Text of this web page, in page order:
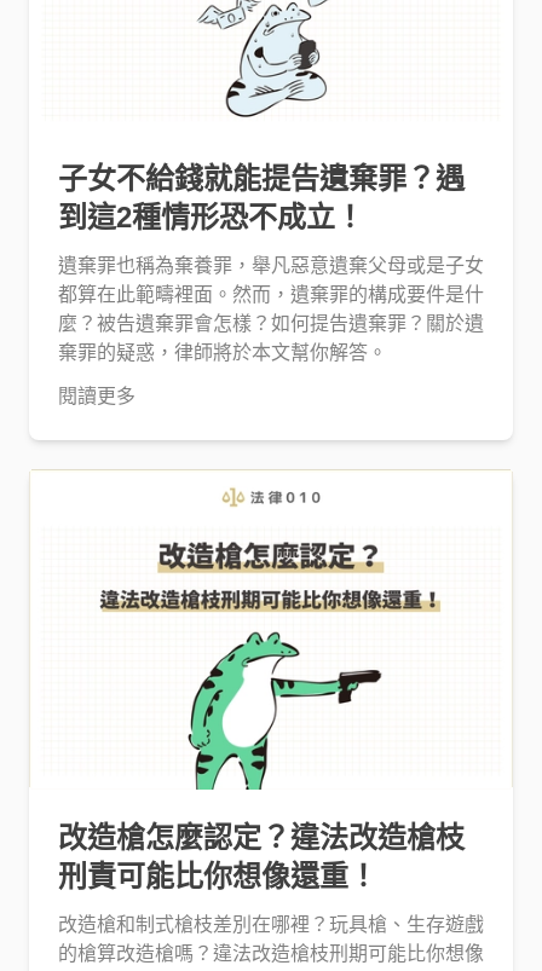
子女不給錢就能提告遺棄罪？遇
到這2種情形恐不成立！
遺棄罪也稱為棄養罪，舉凡惡意遺棄父母或是子女
都算在此範疇裡面。然而，遺棄罪的構成要件是什
麼？被告遺棄罪會怎樣？如何提告遺棄罪？關於遺
棄罪的疑惑，律師將於本文幫你解答。
閱讀更多
改造槍怎麼認定？違法改造槍枝
刑責可能比你想像還重！
改造槍和制式槍枝差別在哪裡？玩具槍、生存遊戲
的槍算改造槍嗎？違法改造槍枝刑期可能比你想像